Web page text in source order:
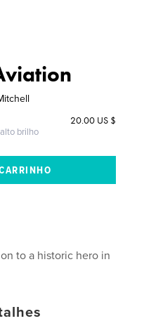
brilho
20.00 US $
to a historic hero in